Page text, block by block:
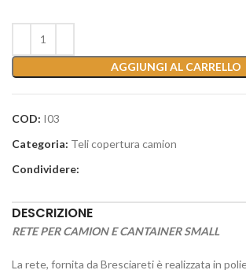
AGGIUNGI AL CARRELLO
COD: I03
Categoria: Teli copertura camion
Condividere:
DESCRIZIONE
RETE PER CAMION E CANTAINER SMALL
La rete, fornita da Bresciareti è realizzata in